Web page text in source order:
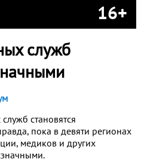
16+
служб
становятся
пока в девяти регионах
медиков и других